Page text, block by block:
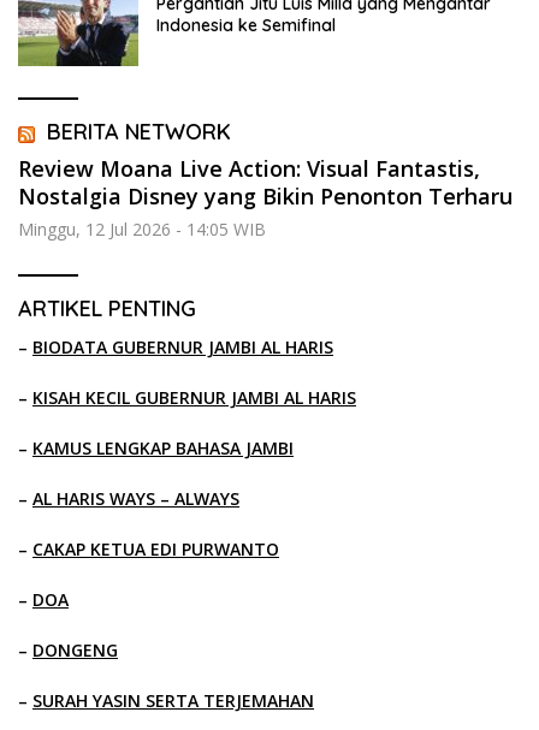
Indonesia ke Semifinal
BERITA NETWORK
Review Moana Live Action: Visual Fantastis,
Nostalgia Disney yang Bikin Penonton Terharu
Minggu, 12 Jul 2026 - 14:05 WIB
ARTIKEL PENTING
– BIODATA GUBERNUR JAMBI AL HARIS
– KISAH KECIL GUBERNUR JAMBI AL HARIS
– KAMUS LENGKAP BAHASA JAMBI
– AL HARIS WAYS – ALWAYS
– CAKAP KETUA EDI PURWANTO
– DOA
– DONGENG
– SURAH YASIN SERTA TERJEMAHAN